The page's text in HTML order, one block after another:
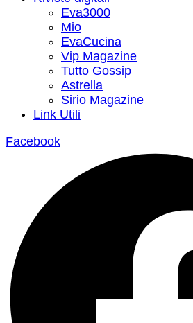
Eva3000
Mio
EvaCucina
Vip Magazine
Tutto Gossip
Astrella
Sirio Magazine
Link Utili
Facebook